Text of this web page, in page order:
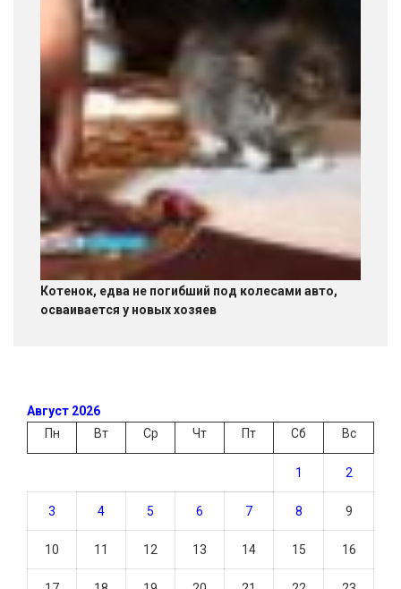
Котенок, едва не погибший под колесами авто,
осваивается у новых хозяев
Август 2026
Пн
Вт Ср Чт Пт Сб Вс
1 2
3 4 5 6 7 8 9
10 11 12 13 14 15 16